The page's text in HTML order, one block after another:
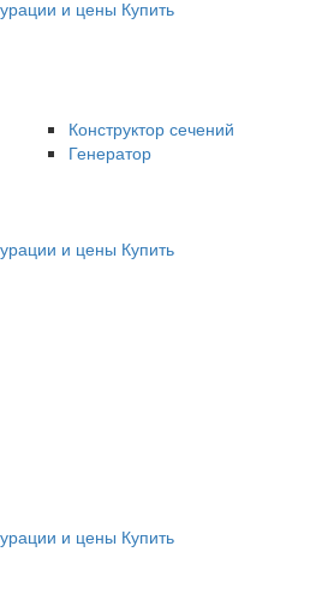
и цены Купить
Конструктор сечений
Генератор
и цены Купить
и цены Купить